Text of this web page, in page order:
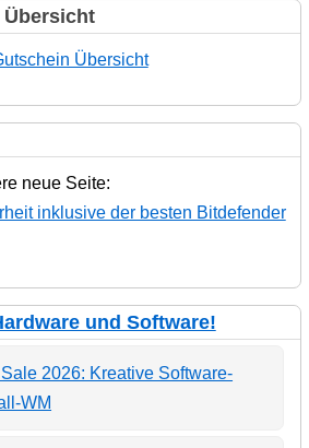
Übersicht
Übersicht
neue Seite:
inklusive der besten Bitdefender
und Software!
2026: Kreative Software-
WM